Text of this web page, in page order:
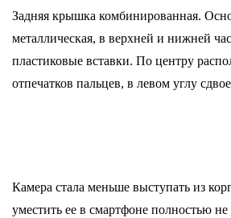
Задняя крышка комбинированная.
металлическая, в верхней и нижней
пластиковые вставки. По центру
отпечатков пальцев, в левом углу
Камера стала меньше выступать из
уместить ее в смартфоне полностью не